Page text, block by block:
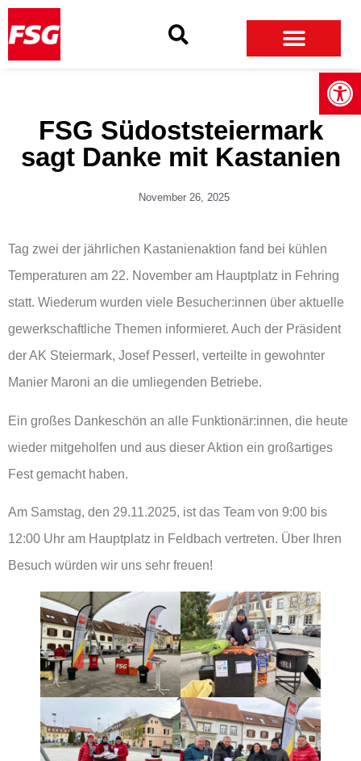
Skip
to
Content
Skip
to
navigation
Site
map
FSG Südoststeiermark
sagt Danke mit Kastanien
November 26, 2025
Tag zwei der jährlichen Kastanienaktion fand bei kühlen
Temperaturen am 22. November am Hauptplatz in Fehring
statt. Wiederum wurden viele Besucher:innen über aktuelle
gewerkschaftliche Themen informieret. Auch der Präsident
der AK Steiermark, Josef Pesserl, verteilte in gewohnter
Manier Maroni an die umliegenden Betriebe.
Ein großes Dankeschön an alle Funktionär:innen, die heute
wieder mitgeholfen und aus dieser Aktion ein großartiges
Fest gemacht haben.
Am Samstag, den 29.11.2025, ist das Team von 9:00 bis
12:00 Uhr am Hauptplatz in Feldbach vertreten. Über Ihren
Besuch würden wir uns sehr freuen!